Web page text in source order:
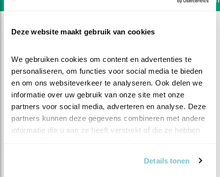
Deze website maakt gebruik van cookies
We gebruiken cookies om content en advertenties te
personaliseren, om functies voor social media te bieden
en om ons websiteverkeer te analyseren. Ook delen we
informatie over uw gebruik van onze site met onze
partners voor social media, adverteren en analyse. Deze
partners kunnen deze gegevens combineren met andere
informatie die u aan ze heeft verstrekt of die ze hebben
Details tonen